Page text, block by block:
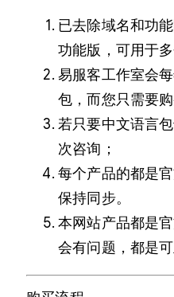
已去除域名和功
功能版，可用于
易服客工作室会
包，而您只需要购
若只要中文语言
次咨询；
每个产品的都是
保持同步。
本网站产品都是
会有问题，都是